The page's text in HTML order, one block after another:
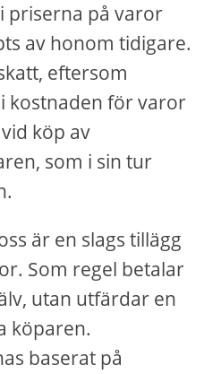
priserna på varor
av honom tidigare.
eftersom
kostnaden för varor
köp av
som i sin tur
är en slags tillägg
Som regel betalar
utan utfärdar en
köparen.
baserat på